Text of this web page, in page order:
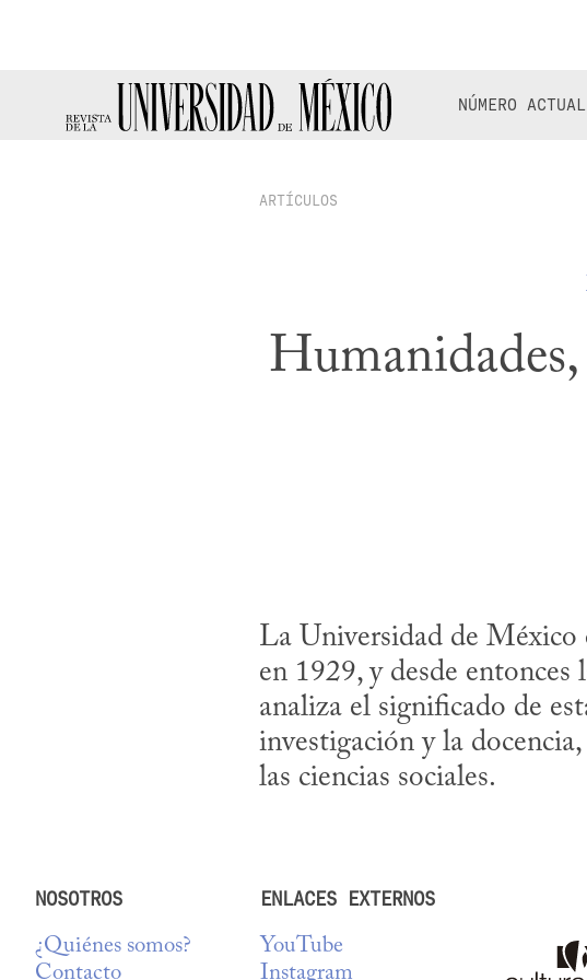
NÚMERO ACTUAL
ARTÍCULOS
La Universidad de
en 1929, y desde
analiza el significado de
investigación y la
las ciencias sociales.
NOSOTROS
¿Quiénes somos?
Contacto
ENLACES EXTERNOS
YouTube
Instagram